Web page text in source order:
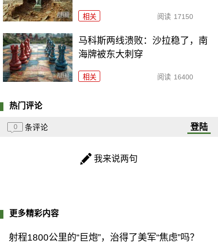
相关 阅读 17150
马科斯两线溃败：沙拉稳了，南
海牌被东大刺穿
相关 阅读 16400
热门评论
0 条评论 登陆
我来说两句
更多精彩内容
射程1800公里的“巨炮”，治得了美军“焦虑”吗？